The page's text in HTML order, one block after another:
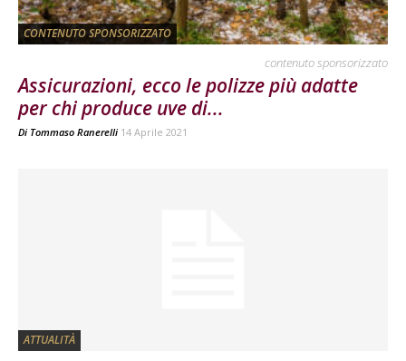
CONTENUTO SPONSORIZZATO
contenuto sponsorizzato
Assicurazioni, ecco le polizze più adatte
per chi produce uve di...
Di Tommaso Ranerelli 14 Aprile 2021
ATTUALITÀ